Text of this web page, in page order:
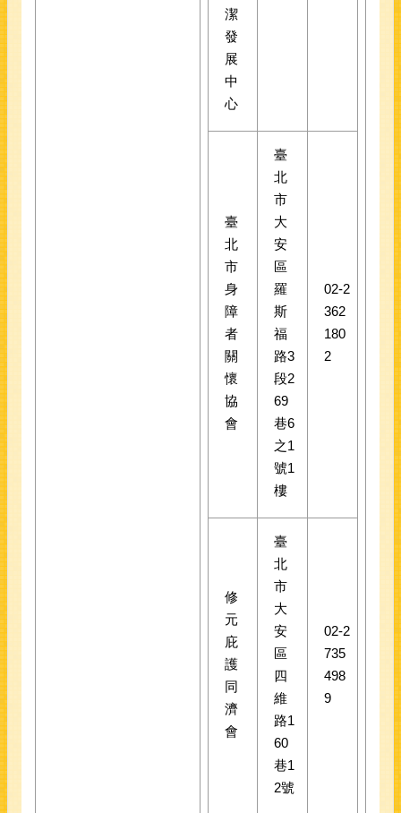
潔
發
展
中
心
臺
北
市
身
障
者
關
懷
協
會
臺
北
市
大
安
區
羅
斯
福
路3
段2
69
巷6
之1
號1
樓
02-2
362
180
2
修
元
庇
護
同
濟
會
臺
北
市
大
安
區
四
維
路1
60
巷1
2號
02-2
735
498
9